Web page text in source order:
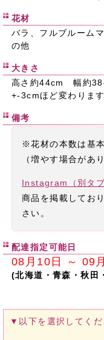
花材
バラ、フルブルーム
の他
大きさ
高さ約44cm 幅約
+-3cmほど変わりま
備考
※花材の本数は基
（増やす場合があ
Instagram（別タブ
商品を掲載してお
さい。
配達指定可能日
08月10日 ～ 09
(北海道・青森・秋田
▼以下を選択してく